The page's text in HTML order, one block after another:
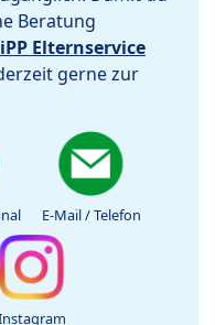
Beratung
Elternservice
gerne zur
E-Mail / Telefon